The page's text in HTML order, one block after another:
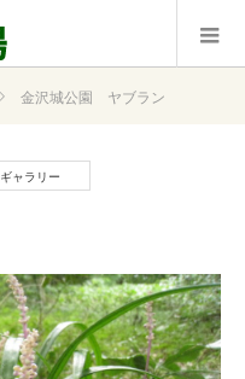
金沢城公園 ヤブラン
ギャラリー